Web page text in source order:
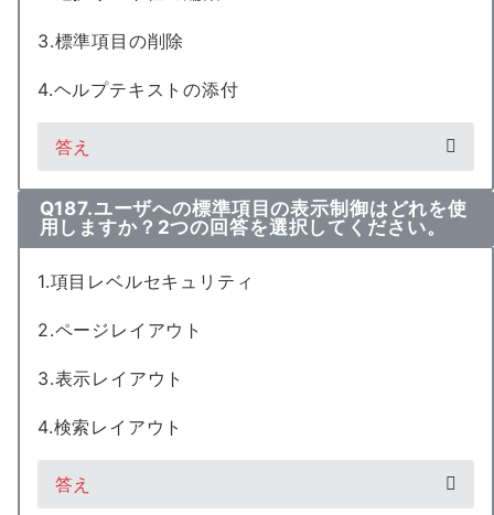
3.標準項目の削除
4.ヘルプテキストの添付
答え
Q187.ユーザへの標準項目の表示制御はどれを使
用しますか？2つの回答を選択してください。
1.項目レベルセキュリティ
2.ページレイアウト
3.表示レイアウト
4.検索レイアウト
答え